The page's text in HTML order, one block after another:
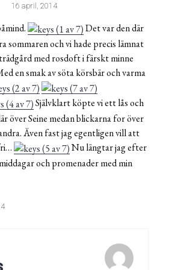
16 april, 2014
Det var den där
sommaren och vi hade precis lämnat
med rosdoft i färskt minne
en smak av söta körsbär och varma
Självklart köpte vi ett lås och
över Seine medan blickarna for över
Även fast jag egentligen vill att
Nu längtar jag efter
och promenader med min